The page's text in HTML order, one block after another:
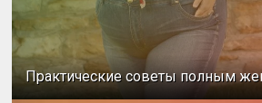
Практические советы полным